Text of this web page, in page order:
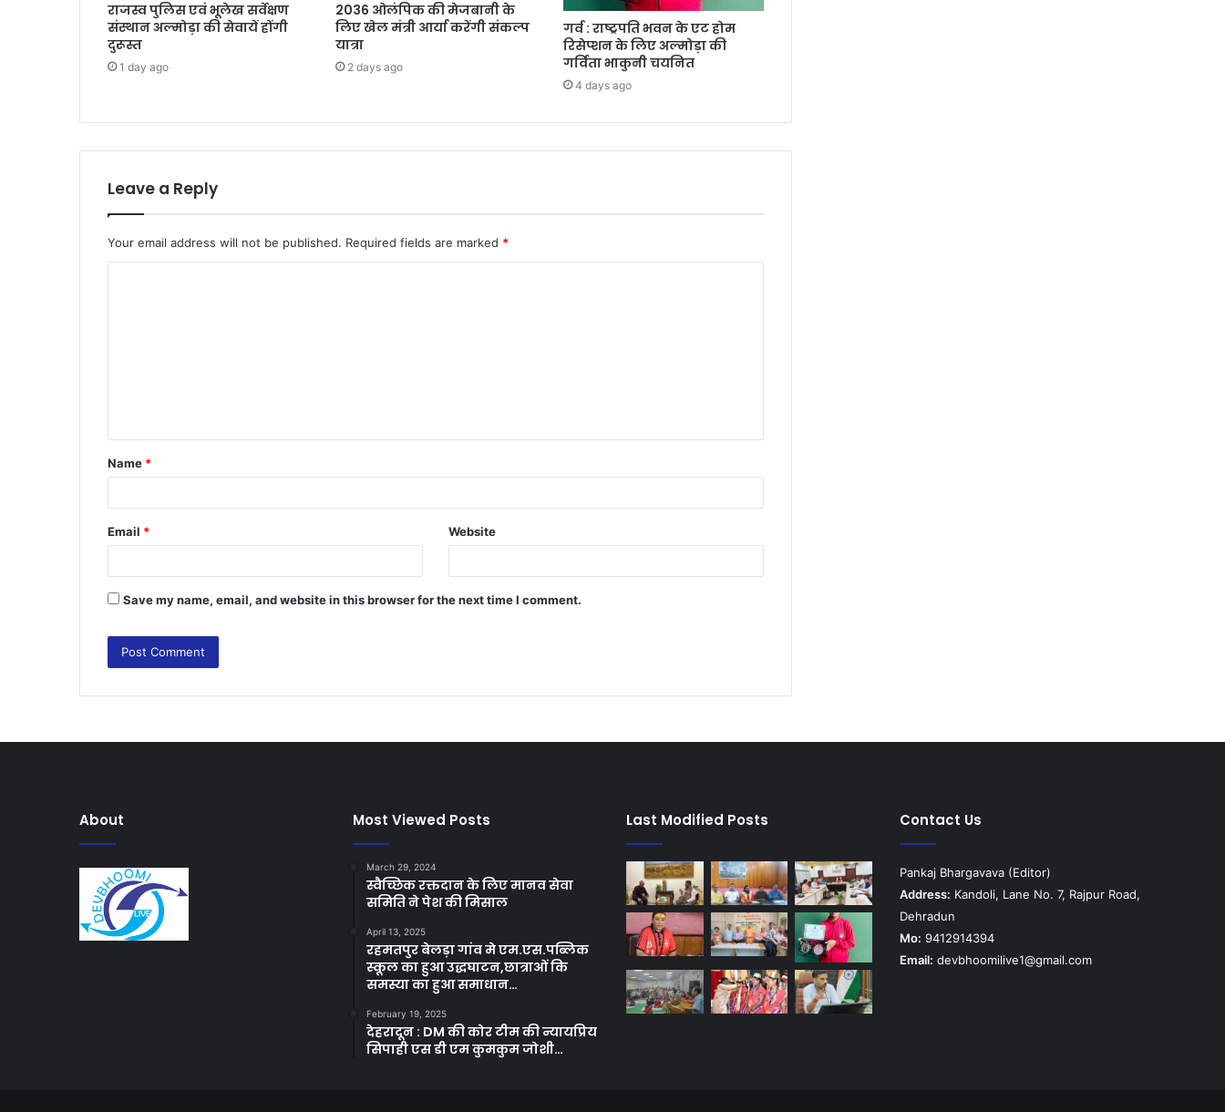
राजस्व पुलिस एवं भूलेख सर्वेक्षण
संस्थान अल्मोड़ा की सेवायें होंगी
दुरूस्त
1 day ago
2036 ओलंपिक की मेजबानी के
लिए खेल मंत्री आर्या करेंगी संकल्प
यात्रा
2 days ago
गर्व : राष्ट्रपति भवन के एट होम
रिसेप्शन के लिए अल्मोड़ा की
गर्विता भाकुनी चयनित
4 days ago
Leave a Reply
Your email address will not be published. Required fields are marked *
t
*
Name *
Email * Website
Save my name, email, and website in this browser for the next time I comment.
About Most Viewed Posts
March 29, 2024
स्वैच्छिक रक्तदान के लिए मानव सेवा
समिति ने पेश की मिसाल
April 13, 2025
रहमतपुर बेलड़ा गांव मे एम.एस.पब्लिक
स्कूल का हुआ उद्धघाटन,छात्राओं कि
समस्या का हुआ समाधान…
February 19, 2025
देहरादून : DM की कोर टीम की न्यायप्रिय
सिपाही एस डी एम कुमकुम जोशी…
Last Modified Posts Contact Us
Pankaj Bhargavava (Editor)
Address: Kandoli, Lane No. 7, Rajpur Road,
Dehradun
Mo: 9412914394
Email: devbhoomilive1@gmail.com